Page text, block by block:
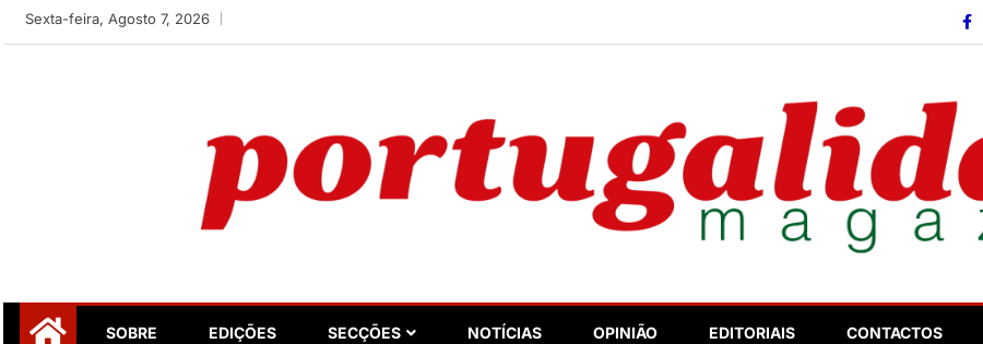
Skip
to
Sexta-feira, Agosto 7, 2026
Portugalidade
SOBRE EDIÇÕES SECÇÕES NOTÍCIAS OPINIÃO EDITORIAIS CONTACTOS